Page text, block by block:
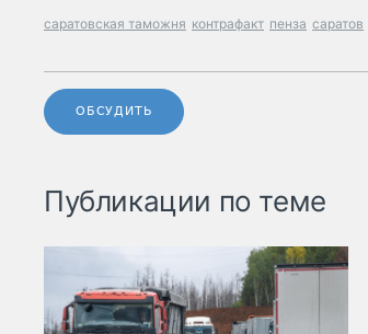
саратовская таможня контрафакт пенза саратов
ОБСУДИТЬ
Публикации по теме